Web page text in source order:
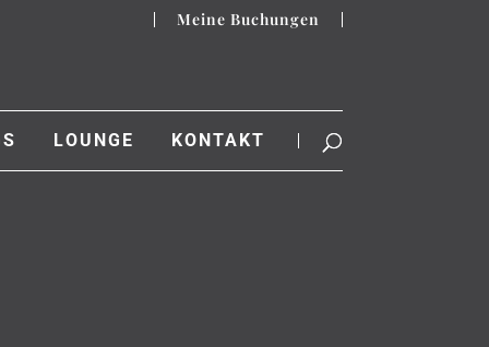
Meine Buchungen
LOUNGE KONTAKT